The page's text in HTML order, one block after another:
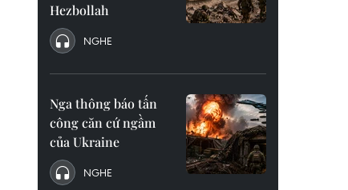
Hezbollah
NGHE
Nga thông báo tấn
công căn cứ ngầm
của Ukraine
NGHE